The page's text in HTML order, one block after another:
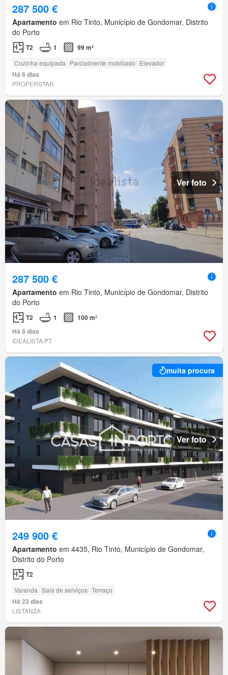
287 500 €
Apartamento em Rio Tinto, Município de Gondomar, Distrito
do Porto
T2 1 99 m²
Cozinha equipada Parcialmente mobiliado Elevador
Há 6 dias
PROPERSTAR
Ver foto
287 500 €
Apartamento em Rio Tinto, Município de Gondomar, Distrito
do Porto
T2 1
100 m²
Há 8 dias
IDEALISTA.PT
muita procura
Ver foto
249 900 €
Apartamento em 4435, Rio Tinto, Município de Gondomar,
Distrito do Porto
T2
Varanda Sala de serviços Terraço
Há 23 dias
LISTANZA